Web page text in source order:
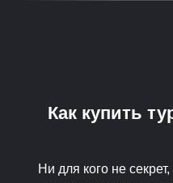
Как купить
Ни для кого не секрет,